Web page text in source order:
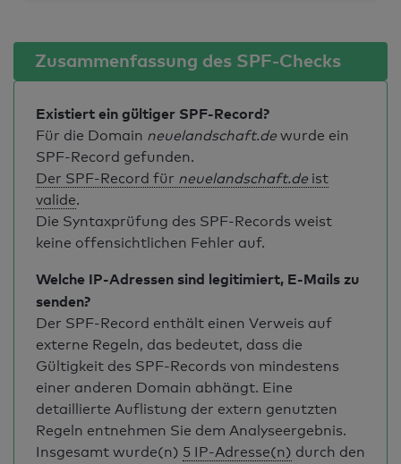
Zusammenfassung des SPF-Checks
Existiert ein gültiger SPF-Record?
Für die Domain neuelandschaft.de wurde ein
SPF-Record gefunden.
Der SPF-Record für neuelandschaft.de ist
valide.
Die Syntaxprüfung des SPF-Records weist
keine offensichtlichen Fehler auf.
Welche IP-Adressen sind legitimiert, E-Mails zu
senden?
Der SPF-Record enthält einen Verweis auf
externe Regeln, das bedeutet, dass die
Gültigkeit des SPF-Records von mindestens
einer anderen Domain abhängt. Eine
detaillierte Auflistung der extern genutzten
Regeln entnehmen Sie dem Analyseergebnis.
Insgesamt wurde(n) 5 IP-Adresse(n) durch den